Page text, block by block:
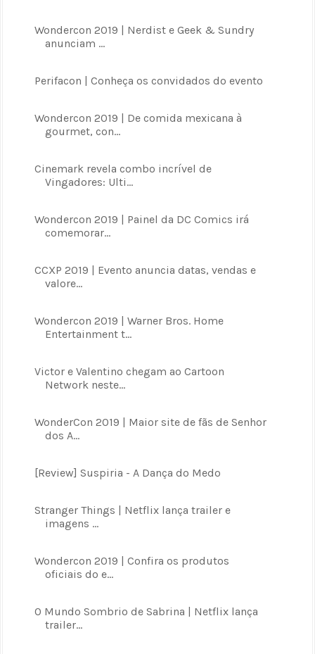
Wondercon 2019 | Nerdist e Geek & Sundry
anunciam ...
Perifacon | Conheça os convidados do evento
Wondercon 2019 | De comida mexicana à
gourmet, con...
Cinemark revela combo incrível de
Vingadores: Ulti...
Wondercon 2019 | Painel da DC Comics irá
comemorar...
CCXP 2019 | Evento anuncia datas, vendas e
valore...
Wondercon 2019 | Warner Bros. Home
Entertainment t...
Victor e Valentino chegam ao Cartoon
Network neste...
WonderCon 2019 | Maior site de fãs de Senhor
dos A...
[Review] Suspiria - A Dança do Medo
Stranger Things | Netflix lança trailer e
imagens ...
Wondercon 2019 | Confira os produtos
oficiais do e...
O Mundo Sombrio de Sabrina | Netflix lança
trailer...